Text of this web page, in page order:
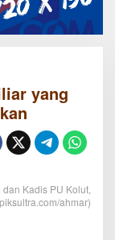
yang
Kadis PU Kolut,
ahmar)